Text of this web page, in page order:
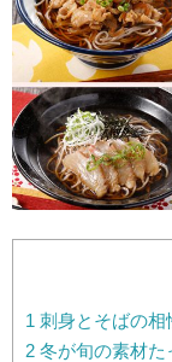
1 刺身とそばの
2 冬が旬の素材た